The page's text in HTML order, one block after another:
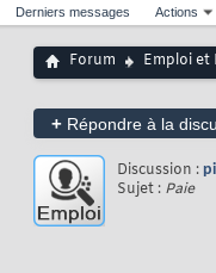
Derniers messages
Actions
Forum Emploi et
+ Répondre à la
Discussion :
Sujet : Paie